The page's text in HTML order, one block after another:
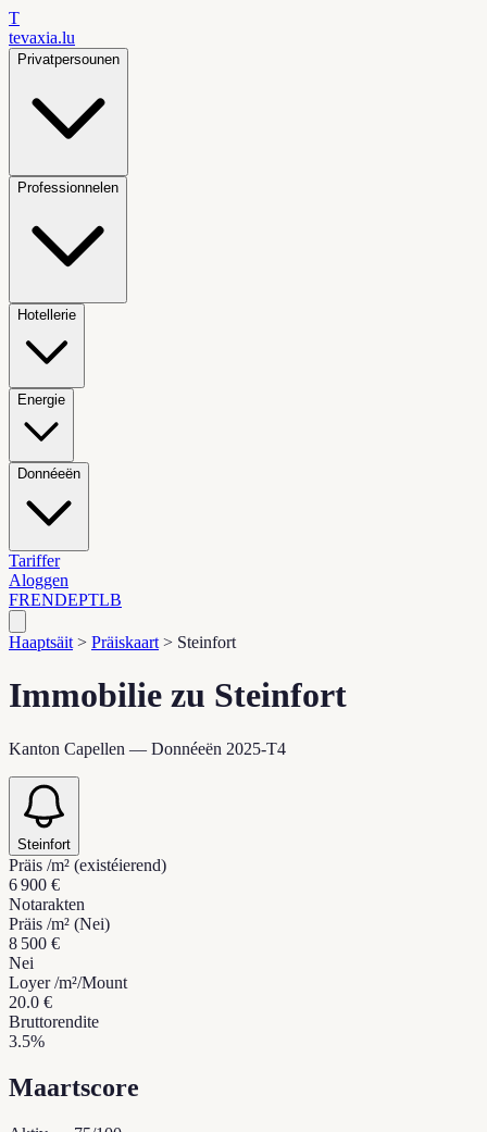
T
tevaxia.lu
Privatpersounen
Professionnelen
Hotellerie
Energie
Donnéeën
Tariffer
Aloggen
FRENDEPTLB
Haaptsäit > Präiskaart > Steinfort
Immobilie zu Steinfort
Kanton Capellen — Donnéeën 2025-T4
Steinfort
Präis /m² (existéierend)
6 900 €
Notarakten
Präis /m² (Nei)
8 500 €
Nei
Loyer /m²/Mount
20.0 €
Bruttorendite
3.5%
Maartscore